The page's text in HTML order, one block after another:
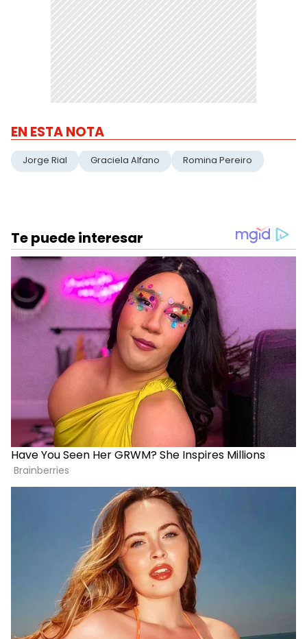
EN ESTA NOTA
Jorge Rial Graciela Alfano Romina Pereiro